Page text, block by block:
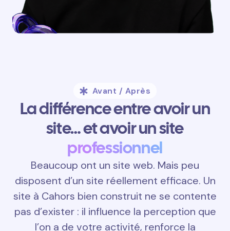
Avant / Après
La différence entre avoir un
site… et avoir un site
professionnel
Beaucoup ont un site web. Mais peu
disposent d’un site réellement efficace. Un
site à Cahors bien construit ne se contente
pas d’exister : il influence la perception que
l’on a de votre activité, renforce la